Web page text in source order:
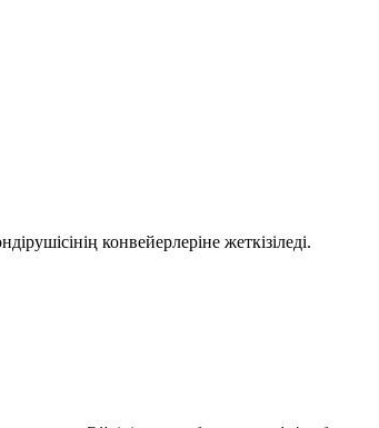
конвейерлеріне жеткізіледі.